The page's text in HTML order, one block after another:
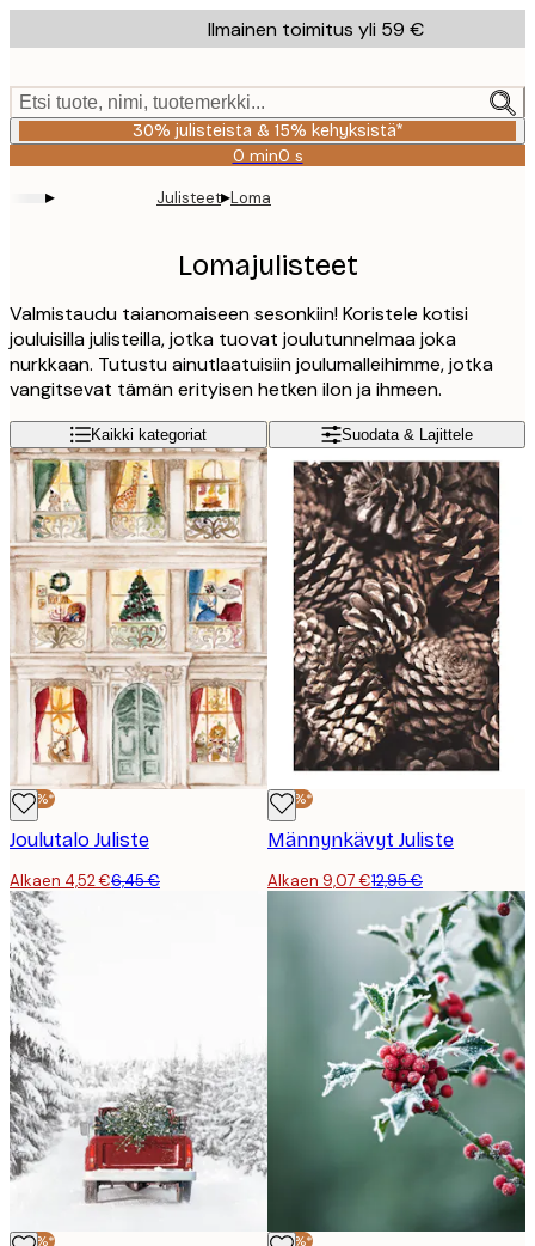
to
content.
Ilmainen toimitus yli 59 €
Etsi tuote, nimi, tuotemerkki...
30% julisteista & 15% kehyksistä*
0 min0 s
Voimassa
2026-
06
▸ Julisteet▸Loma
Lomajulisteet
Valmistaudu taianomaiseen sesonkiin! Koristele kotisi
jouluisilla julisteilla, jotka tuovat joulutunnelmaa joka
nurkkaan. Tutustu ainutlaatuisiin joulumalleihimme, jotka
vangitsevat tämän erityisen hetken ilon ja ihmeen.
Kaikki kategoriat Suodata & Lajittele
-30%*
Joulutalo Juliste
Alkaen 4,52 €6,45 €
-30%*
Männynkävyt Juliste
Alkaen 9,07 €12,95 €
-30%* -30%*